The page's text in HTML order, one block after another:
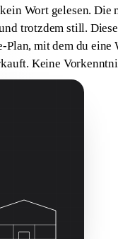
Wort gelesen. Die
trotzdem still.
mit dem du eine
Keine